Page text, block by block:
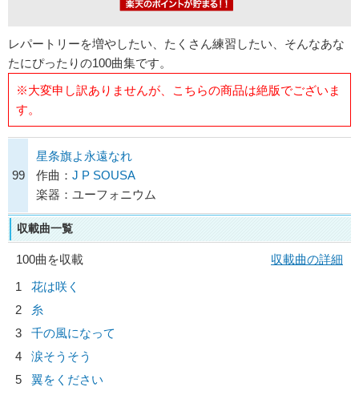
レパートリーを増やしたい、たくさん練習したい、そんなあな
たにぴったりの100曲集です。
※大変申し訳ありませんが、こちらの商品は絶版でございま
す。
99
星条旗よ永遠なれ
作曲： J P SOUSA
楽器：ユーフォニウム
収載曲一覧
100曲を収載
収載曲の詳細
1
花は咲く
2
糸
3
千の風になって
4
涙そうそう
5
翼をください